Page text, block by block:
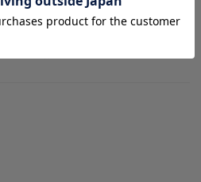
よくある質問